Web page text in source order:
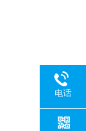
电话